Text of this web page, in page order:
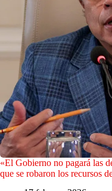
«El Gobierno no pagará las
que se robaron los recursos